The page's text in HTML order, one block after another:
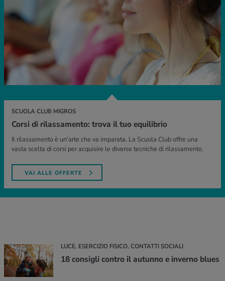
SCUOLA CLUB MIGROS
Corsi di rilassamento: trova il tuo equilibrio
Il rilassamento è un'arte che va imparata. La Scuola Club offre una
vasta scelta di corsi per acquisire le diverse tecniche di rilassamento.
VAI ALLE OFFERTE
LUCE, ESERCIZIO FISICO, CONTATTI SOCIALI
18 consigli contro il autunno e inverno blues